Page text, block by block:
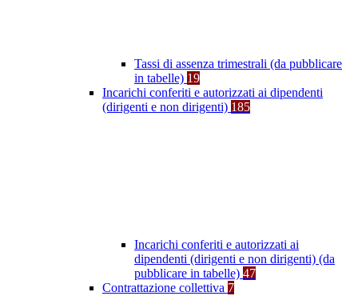
Tassi di assenza trimestrali (da pubblicare
in tabelle) 19
Incarichi conferiti e autorizzati ai dipendenti
(dirigenti e non dirigenti) 185
Incarichi conferiti e autorizzati ai
dipendenti (dirigenti e non dirigenti) (da
pubblicare in tabelle) 47
Contrattazione collettiva 7